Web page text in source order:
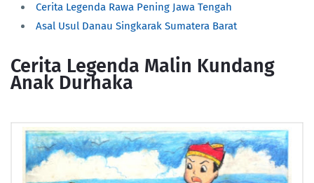
Cerita Legenda Rawa Pening Jawa Tengah
Asal Usul Danau Singkarak Sumatera Barat
Cerita Legenda Malin Kundang
Anak Durhaka